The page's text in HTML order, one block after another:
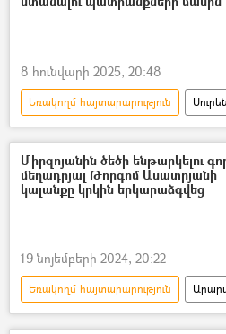
8 հունվարի 2025, 20:48
Եռակողմ հայտարարություն
Ռուսաստան
Հայաստան-Ռուսաստան
Հայաստան
Միրզոյանին ծեծի ենթարկելու
մեղադրյալ Թորգոմ Ասատրյանի
կալանքը կրկին երկարաձգվեց
19 նոյեմբերի 2024, 20:22
Եռակողմ հայտարարություն
ծեծ
Քրեական գործ